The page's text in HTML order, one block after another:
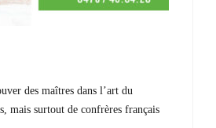
des maîtres dans l’art du
mais surtout de confrères français